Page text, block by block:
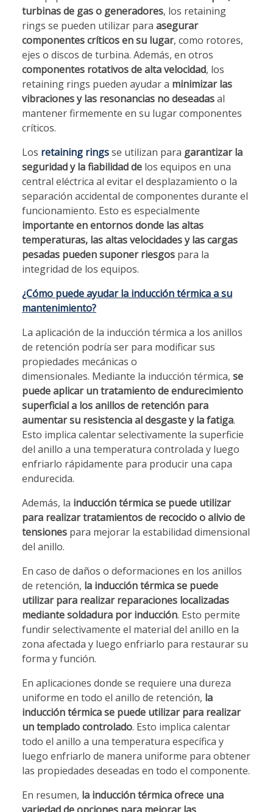
turbinas de gas o generadores, los retaining
rings se pueden utilizar para asegurar
componentes críticos en su lugar, como rotores,
ejes o discos de turbina. Además, en otros
componentes rotativos de alta velocidad, los
retaining rings pueden ayudar a minimizar las
vibraciones y las resonancias no deseadasal
mantener firmemente en su lugar componentes
críticos.
Los retaining ringsse utilizan para garantizar la
seguridad y la fiabilidad de los equipos en una
central eléctrica al evitar el desplazamiento o la
separación accidental de componentes durante el
funcionamiento. Esto es especialmente
importante en entornos donde las altas
temperaturas, las altas velocidades y las cargas
pesadas pueden suponer riesgos para la
integridad de los equipos.
¿Cómo puede ayudar la inducción térmica a su
mantenimiento?
La aplicación de la inducción térmica a los anillos
de retención podría ser para modificar sus
propiedades mecánicas o
dimensionales. Mediante la inducción térmica, se
puede aplicar un tratamiento de endurecimiento
superficial a los anillos de retención para
aumentar su resistencia al desgaste y la fatiga.
Esto implica calentar selectivamente la superficie
del anillo a una temperatura controlada y luego
enfriarlo rápidamente para producir una capa
endurecida.
Además, la inducción térmica se puede utilizar
para realizar tratamientos de recocido o alivio de
tensiones para mejorar la estabilidad dimensional
del anillo.
En caso de daños o deformaciones en los anillos
de retención, la inducción térmica se puede
utilizar para realizar reparaciones localizadas
mediante soldadura por inducción. Esto permite
fundir selectivamente el material del anillo en la
zona afectada y luego enfriarlo para restaurar su
forma y función.
En aplicaciones donde se requiere una dureza
uniforme en todo el anillo de retención, la
inducción térmica se puede utilizar para realizar
un templado controlado. Esto implica calentar
todo el anillo a una temperatura específica y
luego enfriarlo de manera uniforme para obtener
las propiedades deseadas en todo el componente.
En resumen, la inducción térmica ofrece una